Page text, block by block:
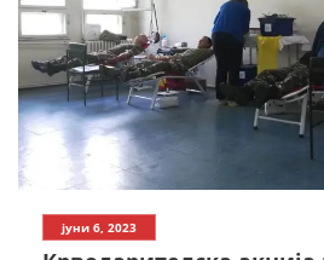
ИСТОРИЈАТ НА
јуни 6, 2023